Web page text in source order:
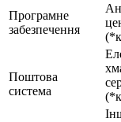
Програмне
забезпечення
Поштова
система